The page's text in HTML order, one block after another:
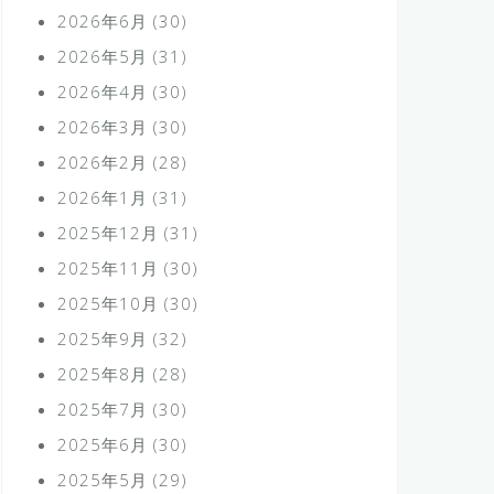
2026年6月 (30)
2026年5月 (31)
2026年4月 (30)
2026年3月 (30)
2026年2月 (28)
2026年1月 (31)
2025年12月 (31)
2025年11月 (30)
2025年10月 (30)
2025年9月 (32)
2025年8月 (28)
2025年7月 (30)
2025年6月 (30)
2025年5月 (29)